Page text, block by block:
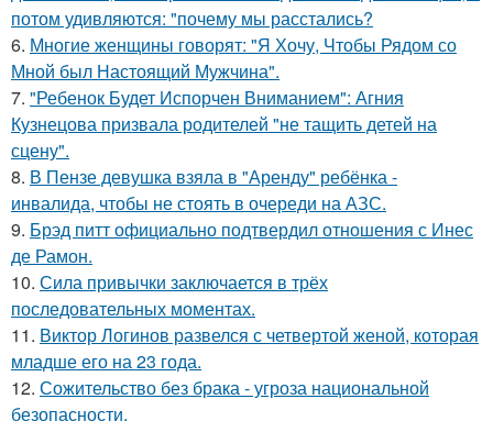
потом удивляются: "почему мы расстались?
6. Многие женщины говорят: "Я Хочу, Чтобы Рядом со
Мной был Настоящий Мужчина".
7. "Ребенок Будет Испорчен Вниманием": Агния
Кузнецова призвала родителей "не тащить детей на
сцену".
8. В Пензе девушка взяла в "Аренду" ребёнка -
инвалида, чтобы не стоять в очереди на АЗС.
9. Брэд питт официально подтвердил отношения с Инес
де Рамон.
10. Сила привычки заключается в трёх
последовательных моментах.
11. Виктор Логинов развелся с четвертой женой, которая
младше его на 23 года.
12. Сожительство без брака - угроза национальной
безопасности.